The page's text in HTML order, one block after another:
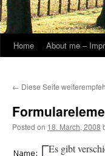
Skip
content
Home About me –
← Diese Seite
Posted on 18. March, 2008
Es gibt